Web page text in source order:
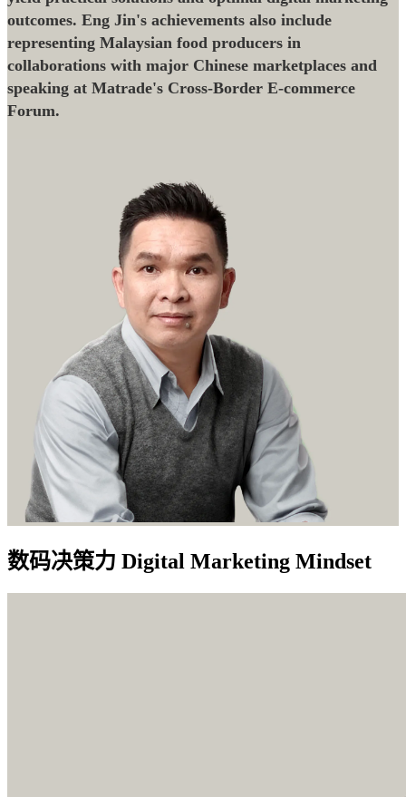
outcomes. Eng Jin's achievements also include
representing Malaysian food producers in
collaborations with major Chinese marketplaces and
speaking at Matrade's Cross-Border E-commerce
Forum.
数码决策力 Digital Marketing Mindset